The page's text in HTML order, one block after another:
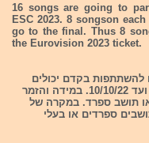
16 songs are going to
ESC 2023. 8 songson
go to the final. Thus 8
the Eurovision 2023 ticket.
בקדם יכולים
להגיש את המועמדות שלהם החל מ-1/9/22 ועד 10/10/22. במידה והזמר
או תושב ספרד. במקרה של
תושבים ספרדים או בעלי